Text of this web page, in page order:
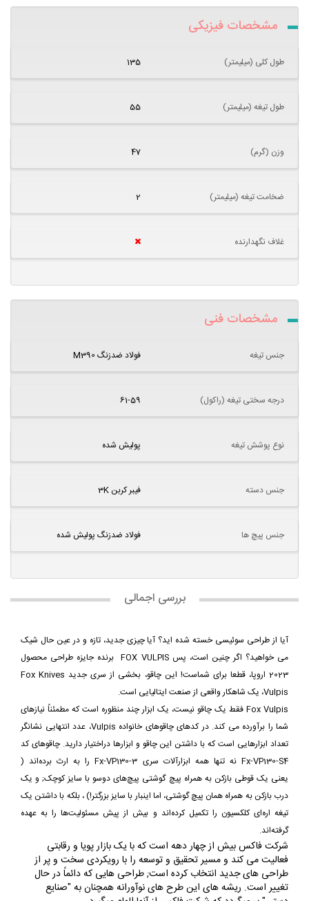
مشخصات فیزیکی
طول کلی (میلیمتر) 135
طول تیغه (میلیمتر) 55
وزن (گرم) 47
ضخامت تیغه (میلیمتر) 2
غلاف نگهدارنده
مشخصات فنی
جنس تیغه فولاد ضدزنگ M390
درجه سختی تیغه (راکول) 61-59
نوع پوشش تیغه پولیش شده
جنس دسته فیبر کربن 3K
جنس پیچ ها فولاد ضدزنگ پولیش شده
بررسی اجمالی
آیا از طراحی سوئیسی خسته شده اید؟ آیا چیزی جدید، تازه و در عین حال شیک
می خواهید؟ اگر چنین است، پس FOX VULPIS برنده جایزه طراحی محصول
2023 اروپا، قطعا برای شماست! این چاقو، بخشی از سری جدید Fox Knives
Vulpis، یک شاهکار واقعی از صنعت ایتالیایی است.
Fox Vulpis فقط یک چاقو نیست، یک ابزار چند منظوره است که مطمئناً نیازهای
شما را برآورده می کند. در کدهای چاقوهای خانواده Vulpis، عدد انتهایی نشانگر
تعداد ابزارهایی است که با داشتن این چاقو و ابزارها دراختیار دارید. چاقوهای کد
Fx-VP130-S4 نه تنها همه ابزارآلات سری Fx-VP130-3 را به ارث برده‌اند (
یعنی یک قوطی بازکن به همراه پیچ گوشتی پیچ‌های دوسو با سایز کوچک; و یک
درب بازکن به همراه همان پیچ گوشتی، اما اینبار با سایز بزرگتر!) ، بلکه با داشتن یک
تیغه اره‌ای کلکسیون را تکمیل کرده‌اند و بیش از پیش مسئولیت‌ها را به عهده
گرفته‌اند.
شرکت فاکس بیش از چهار دهه است که با یک بازار پویا و رقابتی
فعالیت می کند و مسیر تحقیق و توسعه را با رویکردی سخت و پر از
طراحی های جدید انتخاب کرده است; طراحی هایی که دائماً در حال
تغییر است. ریشه های این طرح های نوآورانه همچنان به "صنایع